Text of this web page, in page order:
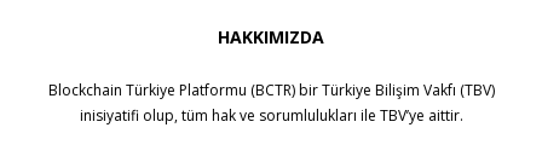
HAKKIMIZDA
Blockchain Türkiye Platformu (BCTR) birTürkiye Bilişim Vakfı (TBV)
inisiyatifi olup, tüm hak ve sorumlulukları ile TBV’ye aittir.